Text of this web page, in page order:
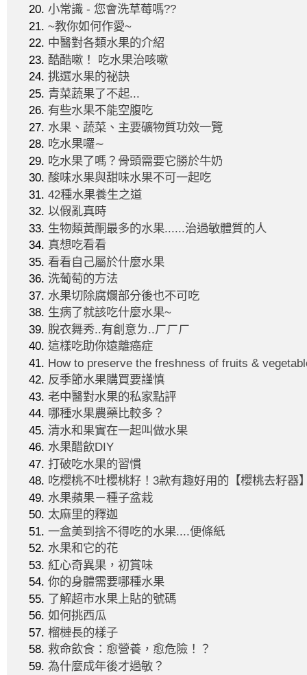
小常識 - 您會洗草莓嗎??
~教你如何作愛~
中醫對各類水果的介紹
酷酷嗽！ 吃水果治咳嗽
挑選水果的祕訣
青菜蔬果了不起...
有些水果不能空腹吃
水果、蔬菜、主要礦物質功效一覽
吃水果囉∼
吃水果了嗎？骨頭需要它勝於牛奶
酸味水果與甜味水果不可一起吃
42種水果養生之道
以假亂真時
生物類黃酮最多的水果......治過敏體質的人
真想吃看看
看看自己屬於什麼水果
洗葡萄的方法
水果切除腐爛部分後也不可吃
生病了就該吃什麼水果~
脫衣舞秀..有創意ㄌ..ㄏㄏㄏ
這樣吃助你遠離癌症
How to preserve the freshness of fruits &
反季節水果購買要謹慎
老中醫對水果的私家點評
哪種水果農藥比較多？
清水和果實在一起叫做水果
水果醋飲DIY
打破吃水果的習慣
吃櫻桃不吐櫻桃籽！3款有趣好用的【櫻桃去籽器
水果蘋果－種子盆栽
太麻里的釋迦
一盒美到捨不得吃的水果....便條紙
水果和它的花
紅心奇異果，初賞味
你的身體需要哪種水果
了解超市水果上貼的號碼
如何挑西瓜
榴槤長的樣子
救命飲食：愈營養，愈危險！？
為什麼成年後才過敏？